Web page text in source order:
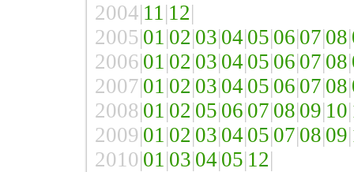
2004|11|12|
2005|01|02|03|04|05|06|07|08|
2006|01|02|03|04|05|06|07|08|
2007|01|02|03|04|05|06|07|08|
2008|01|02|05|06|07|08|09|10|
2009|01|02|03|04|05|07|08|09|
2010|01|03|04|05|12|